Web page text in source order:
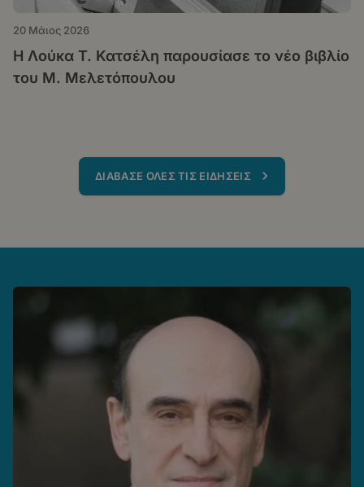
20 Μάιος 2026
Η Λούκα Τ. Κατσέλη παρουσίασε το νέο βιβλίο
του Μ. Μελετόπουλου
ΔΙΑΒΑΣΕ ΟΛΕΣ ΤΙΣ ΕΙΔΗΣΕΙΣ